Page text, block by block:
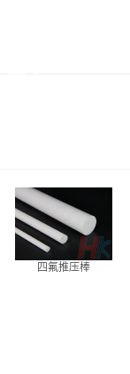
四氟推压棒